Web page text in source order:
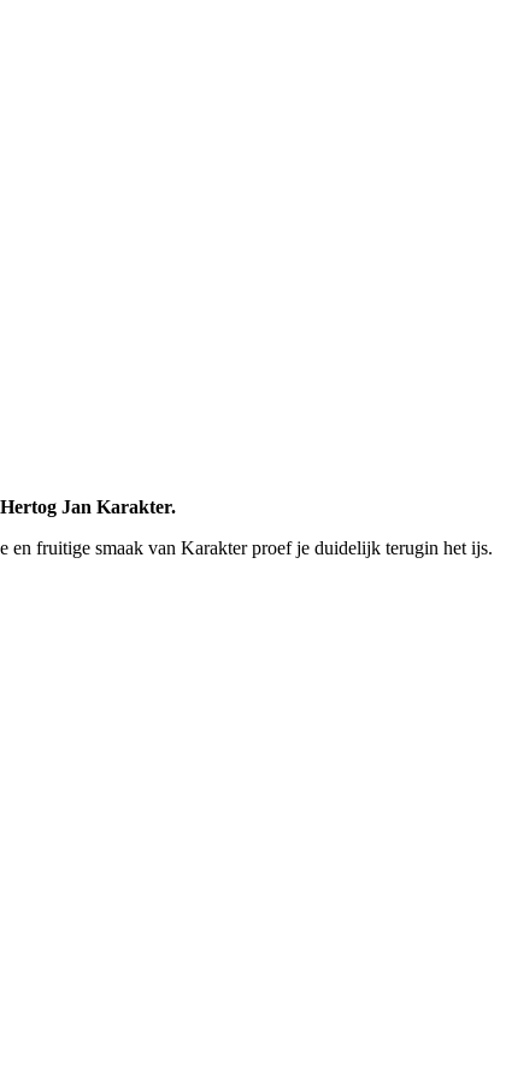
Jan Karakter.
en fruitige smaak van Karakter proef je duidelijk terugin het ijs.